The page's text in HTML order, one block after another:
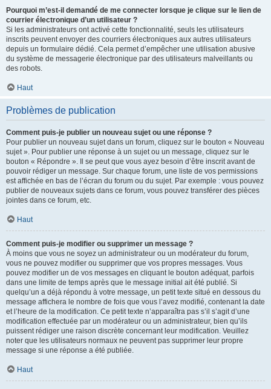
Pourquoi m’est-il demandé de me connecter lorsque je clique sur le lien de
courrier électronique d’un utilisateur ?
Si les administrateurs ont activé cette fonctionnalité, seuls les utilisateurs
inscrits peuvent envoyer des courriers électroniques aux autres utilisateurs
depuis un formulaire dédié. Cela permet d’empêcher une utilisation abusive
du système de messagerie électronique par des utilisateurs malveillants ou
des robots.
Haut
Problèmes de publication
Comment puis-je publier un nouveau sujet ou une réponse ?
Pour publier un nouveau sujet dans un forum, cliquez sur le bouton « Nouveau
sujet ». Pour publier une réponse à un sujet ou un message, cliquez sur le
bouton « Répondre ». Il se peut que vous ayez besoin d’être inscrit avant de
pouvoir rédiger un message. Sur chaque forum, une liste de vos permissions
est affichée en bas de l’écran du forum ou du sujet. Par exemple : vous pouvez
publier de nouveaux sujets dans ce forum, vous pouvez transférer des pièces
jointes dans ce forum, etc.
Haut
Comment puis-je modifier ou supprimer un message ?
À moins que vous ne soyez un administrateur ou un modérateur du forum,
vous ne pouvez modifier ou supprimer que vos propres messages. Vous
pouvez modifier un de vos messages en cliquant le bouton adéquat, parfois
dans une limite de temps après que le message initial ait été publié. Si
quelqu’un a déjà répondu à votre message, un petit texte situé en dessous du
message affichera le nombre de fois que vous l’avez modifié, contenant la date
et l’heure de la modification. Ce petit texte n’apparaîtra pas s’il s’agit d’une
modification effectuée par un modérateur ou un administrateur, bien qu’ils
puissent rédiger une raison discrète concernant leur modification. Veuillez
noter que les utilisateurs normaux ne peuvent pas supprimer leur propre
message si une réponse a été publiée.
Haut